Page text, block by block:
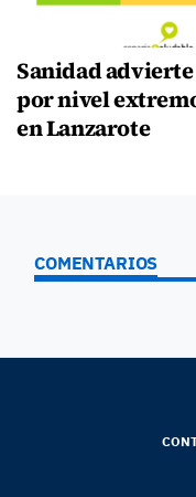
Sanidad
por nivel
en Lanzarote
COMENTARIOS